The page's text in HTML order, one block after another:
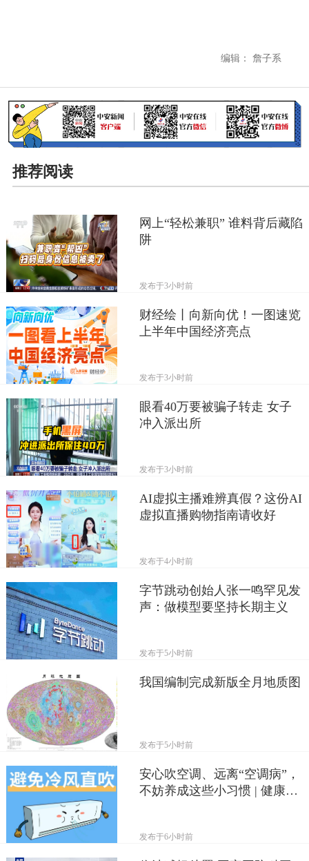
编辑： 詹子系
推荐阅读
网上“轻松兼职” 谁料背后藏陷
阱
发布于3小时前
财经绘丨向新向优！一图速览
上半年中国经济亮点
发布于3小时前
眼看40万要被骗子转走 女子
冲入派出所
发布于3小时前
AI虚拟主播难辨真假？这份AI
虚拟直播购物指南请收好
发布于4小时前
字节跳动创始人张一鸣罕见发
声：做模型要坚持长期主义
发布于5小时前
我国编制完成新版全月地质图
发布于5小时前
安心吹空调、远离“空调病”，
不妨养成这些小习惯 | 健康习
发布于6小时前